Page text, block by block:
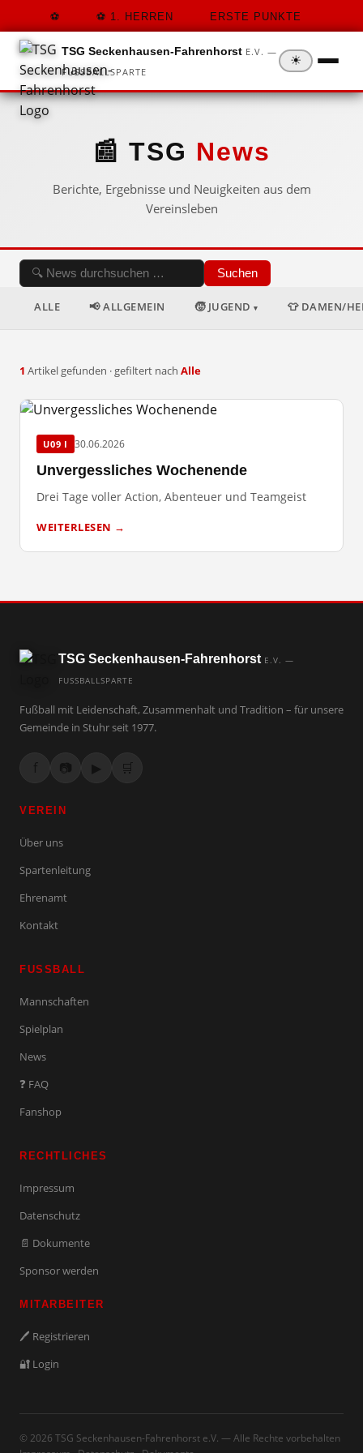
1. HERREN ERSTE PUNKTE
TSG Seckenhausen-Fahrenhorst E.V. —
FUSSBALLSPARTE
☀
📰 TSG News
Berichte, Ergebnisse und Neuigkeiten aus dem
Vereinsleben
Suchen
ALLE 📢 ALLGEMEIN 🧒 JUGEND 👕 DAMEN/
1 Artikel gefunden · gefiltert nach Alle
U09 I 30.06.2026
Unvergessliches Wochenende
Drei Tage voller Action, Abenteuer und Teamgeist
WEITERLESEN →
TSG Seckenhausen-Fahrenhorst E.V. —
FUSSBALLSPARTE
Fußball mit Leidenschaft, Zusammenhalt und Tradition – für unsere
Gemeinde in Stuhr seit 1977.
f 📷 ▶ 🛒
VEREIN
Über uns
Spartenleitung
Ehrenamt
Kontakt
FUSSBALL
Mannschaften
Spielplan
News
❓ FAQ
Fanshop
RECHTLICHES
Impressum
Datenschutz
📄 Dokumente
Sponsor werden
MITARBEITER
🖊️ Registrieren
🔐 Login
© 2026 TSG Seckenhausen-Fahrenhorst e.V. — Alle Rechte vorbehalten